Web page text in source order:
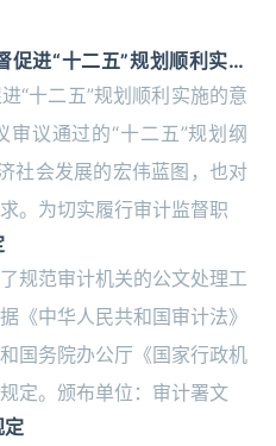
促进“十二五”规划顺利实施
“十二五”规划顺利实施的意
议通过的“十二五”规划纲
社会发展的宏伟蓝图，也对
。为切实履行审计监督职
规范审计机关的公文处理工
《中华人民共和国审计法》
国务院办公厅《国家行政机
定。颁布单位：审计署文
定